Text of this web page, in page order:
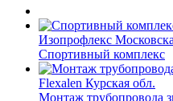
Изопрофлекс
Спортивный комплекс
Flexalen Курская обл.
Монтаж трубопровода